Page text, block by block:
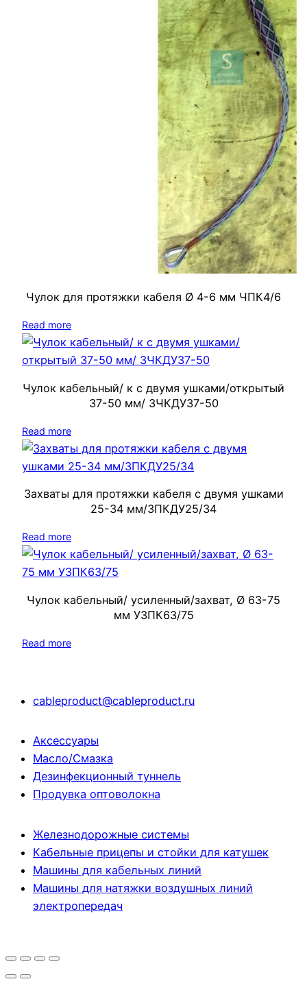
Чулок для протяжки кабеля Ø 4-6 мм ЧПК4/6
Read more
Чулок кабельный/ к с двумя ушками/открытый
37-50 мм/ ЗЧКДУ37-50
Read more
Захваты для протяжки кабеля с двумя ушками
25-34 мм/ЗПКДУ25/34
Read more
Чулок кабельный/ усиленный/захват, Ø 63-75
мм УЗПК63/75
Read more
cableproduct@cableproduct.ru
Аксессуары
Масло/Смазка
Дезинфекционный туннель
Продувка оптоволокна
Железнодорожные системы
Кабельные прицепы и стойки для катушек
Машины для кабельных линий
Машины для натяжки воздушных линий
электропередач